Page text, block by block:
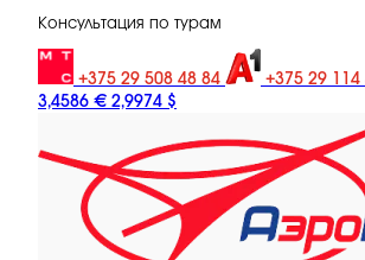
Консультация по турам
+375 29 508 48 84 +375 29 114
3,4586 € 2,9974 $